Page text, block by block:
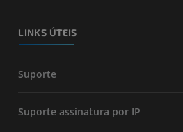
LINKS ÚTEIS
Suporte
Suporte assinatura por IP